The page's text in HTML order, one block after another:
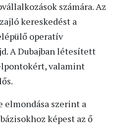
számára. Az
kereskedést a
operatív
A Dubajban létesített
valamint
elmondása szerint a
képest az ő